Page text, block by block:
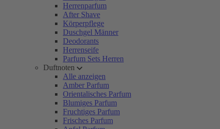
Herrenparfum
After Shave
Körperpflege
Duschgel Männer
Deodorants
Herrenseife
Parfum Sets Herren
Duftnoten
Alle anzeigen
Amber Parfum
Orientalisches Parfum
Blumiges Parfum
Fruchtiges Parfum
Frisches Parfum